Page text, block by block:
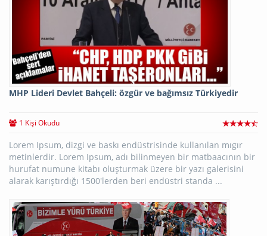
MHP Lideri Devlet Bahçeli: özgür ve bağımsız Türkiyedir
1 Kişi Okudu
Lorem Ipsum, dizgi ve baskı endüstrisinde kullanılan mıgır
metinlerdir. Lorem Ipsum, adı bilinmeyen bir matbaacının bir
hurufat numune kitabı oluşturmak üzere bir yazı galerisini
alarak karıştırdığı 1500'lerden beri endüstri standa ...